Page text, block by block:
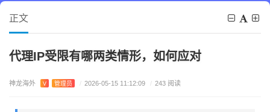
正文
代理IP受限有哪两类情形，如何应对
神龙海外 V 管理员 / 2026-05-15 11:12:09 / 243 阅读